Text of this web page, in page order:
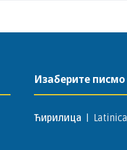
Изаберите писмо
Ћирилица Latinica